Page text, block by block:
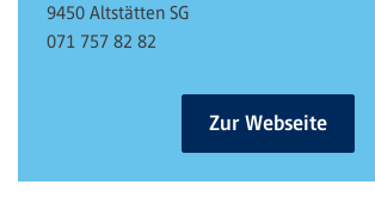
9450 Altstätten SG
071 757 82 82
Zur Webseite